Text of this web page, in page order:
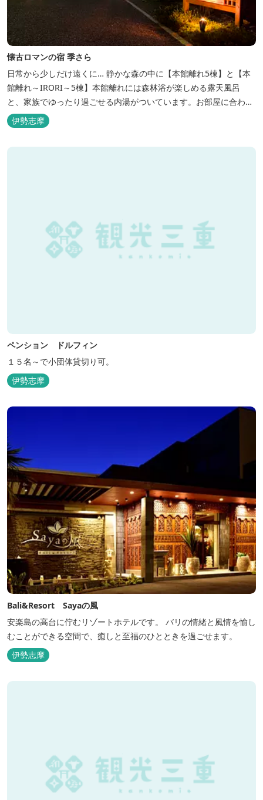
懐古ロマンの宿 季さら
日常から少しだけ遠くに… 静かな森の中に【本館離れ5棟】と【本
館離れ～IRORI～5棟】本館離れには森林浴が楽しめる露天風呂
と、家族でゆったり過ごせる内湯がついています。お部屋に合わせ
た様々なプランがございます。
伊勢志摩
ペンション ドルフィン
１５名～で小団体貸切り可。
伊勢志摩
Bali&Resort Sayaの風
安楽島の高台に佇むリゾートホテルです。 バリの情緒と風情を愉し
むことができる空間で、癒しと至福のひとときを過ごせます。
伊勢志摩